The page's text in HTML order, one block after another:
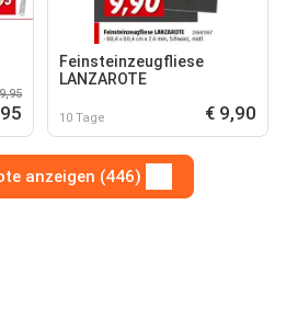
Feinsteinzeugfliese
LANZAROTE
10 Tage € 9,90
anzeigen (446)